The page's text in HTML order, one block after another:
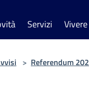
Servizi
> Referendum